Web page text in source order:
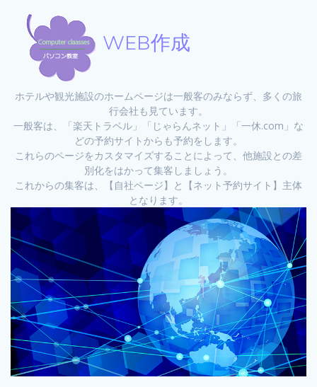
WEB作成
ホテルや観光施設のホームページは一般客のみならず、多くの旅
行会社も見ています。
一般客は、「楽天トラベル」「じゃらんネット」「一休.com」な
どの予約サイトからも予約をします。
これらのページをカスタマイズすることによって、他施設との差
別化をはかって集客しましょう。
これからの集客は、【自社ページ】と【ネット予約サイト】主体
となります。